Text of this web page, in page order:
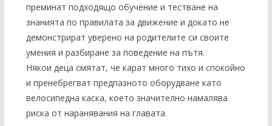
преминат подходящо обучение и тестване на
знанията по правилата за движение и докато не
демонстрират уверено на родителите си своите
умения и разбиране за поведение на пътя.
Някои деца смятат, че карат много тихо и спокойно
и пренебрегват предпазното оборудване като
велосипедна каска, което значително намалява
риска от наранявания на главата.